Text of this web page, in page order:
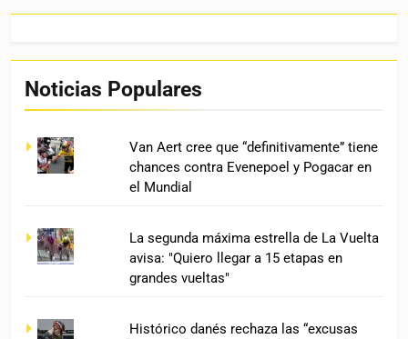
Noticias Populares
Van Aert cree que “definitivamente” tiene
chances contra Evenepoel y Pogacar en
el Mundial
La segunda máxima estrella de La Vuelta
avisa: "Quiero llegar a 15 etapas en
grandes vueltas"
Histórico danés rechaza las “excusas